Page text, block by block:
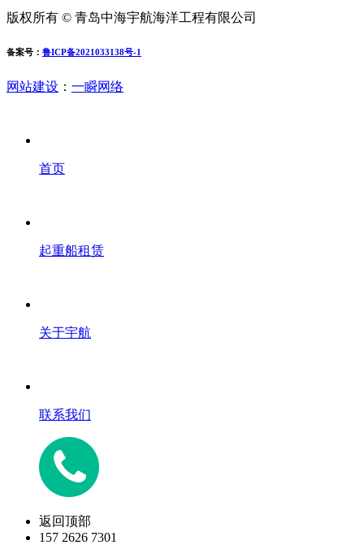
版权所有 © 青岛中海宇航海洋工程有限公司
备案号： 鲁ICP备2021033138号-1
网站建设 ： 一瞬网络
首页
起重船租赁
关于宇航
联系我们
返回顶部
157 2626 7301